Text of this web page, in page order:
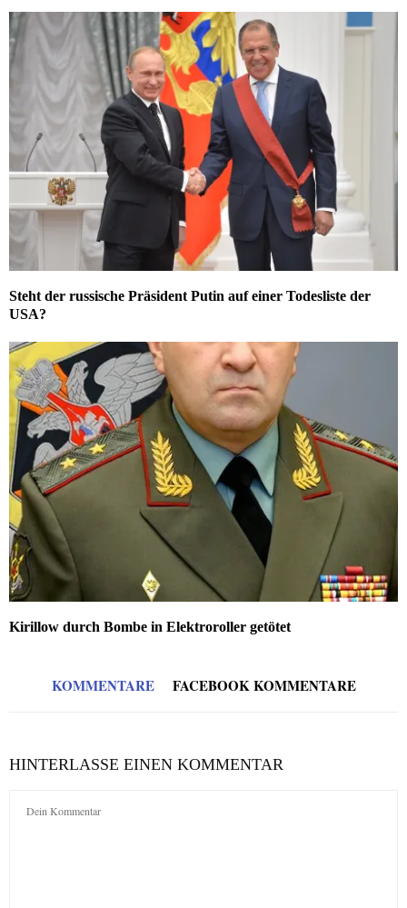
Steht der russische Präsident Putin auf einer Todesliste der
USA?
Kirillow durch Bombe in Elektroroller getötet
KOMMENTARE FACEBOOK KOMMENTARE
HINTERLASSE EINEN KOMMENTAR